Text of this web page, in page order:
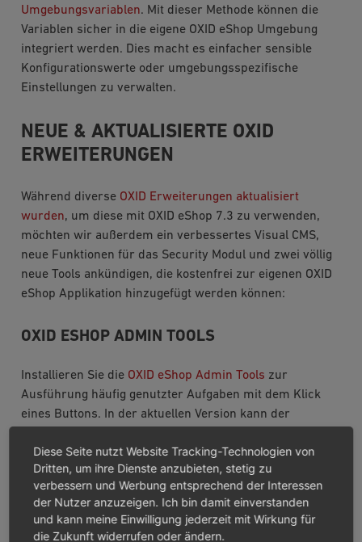
Umgebungsvariablen. Mit dieser Methode können die
Variablen sicher in die eigene OXID eShop Umgebung
integriert werden. Dies macht es einfacher sensible
Konfigurationswerte oder umgebungsspezifische
Einstellungen zu verwalten.
NEUE & AKTUALISIERTE OXID
ERWEITERUNGEN
Während diverse OXID Erweiterungen aktualisiert
wurden, um diese mit OXID eShop 7.3 zu verwenden,
möchten wir außerdem ein verbessertes Visual CMS,
neue Funktionen für das Security Modul und zwei völlig
neue Tools ankündigen, die kostenfrei zur eigenen OXID
eShop Applikation hinzugefügt werden können:
OXID ESHOP ADMIN TOOLS
Installieren Sie die OXID eShop Admin Tools zur
Ausführung häufig genutzter Aufgaben mit dem Klick
eines Buttons. In der aktuellen Version kann der
dem Administrationsbereich geleert werden. Zusätzlich
können diese Aufgaben auch über die OXAPI ausgeführt
werden. Weitere Funktionen werden kommen und wir
freuen uns von Ihnen zu hören welche Aufgaben Sie
gerne zukünftig über dieses Tool steuern möchten.
Diese Seite nutzt Website Tracking-Technologien von
Dritten, um ihre Dienste anzubieten, stetig zu
verbessern und Werbung entsprechend der Interessen
der Nutzer anzuzeigen. Ich bin damit einverstanden
und kann meine Einwilligung jederzeit mit Wirkung für
die Zukunft widerrufen oder ändern.